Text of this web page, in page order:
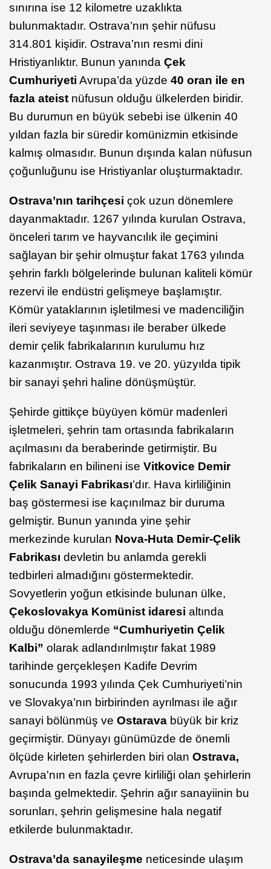
sınırına ise 12 kilometre uzaklıkta
bulunmaktadır. Ostrava’nın şehir nüfusu
314.801 kişidir. Ostrava’nın resmi dini
Hristiyanlıktır. Bunun yanında Çek
Cumhuriyeti Avrupa’da yüzde 40 oran ile en
fazla ateist nüfusun olduğu ülkelerden biridir.
Bu durumun en büyük sebebi ise ülkenin 40
yıldan fazla bir süredir komünizmin etkisinde
kalmış olmasıdır. Bunun dışında kalan nüfusun
çoğunluğunu ise Hristiyanlar oluşturmaktadır.
Ostrava’nın tarihçesi çok uzun dönemlere
dayanmaktadır. 1267 yılında kurulan Ostrava,
önceleri tarım ve hayvancılık ile geçimini
sağlayan bir şehir olmuştur fakat 1763 yılında
şehrin farklı bölgelerinde bulunan kaliteli kömür
rezervi ile endüstri gelişmeye başlamıştır.
Kömür yataklarının işletilmesi ve madenciliğin
ileri seviyeye taşınması ile beraber ülkede
demir çelik fabrikalarının kurulumu hız
kazanmıştır. Ostrava 19. ve 20. yüzyılda tipik
bir sanayi şehri haline dönüşmüştür.
Şehirde gittikçe büyüyen kömür madenleri
işletmeleri, şehrin tam ortasında fabrikaların
açılmasını da beraberinde getirmiştir. Bu
fabrikaların en bilineni ise Vitkovice Demir
Çelik Sanayi Fabrikası’dır. Hava kirliliğinin
baş göstermesi ise kaçınılmaz bir duruma
gelmiştir. Bunun yanında yine şehir
merkezinde kurulan Nova-Huta Demir-Çelik
Fabrikası devletin bu anlamda gerekli
tedbirleri almadığını göstermektedir.
Sovyetlerin yoğun etkisinde bulunan ülke,
Çekoslovakya Komünist idaresi altında
olduğu dönemlerde “Cumhuriyetin Çelik
Kalbi” olarak adlandırılmıştır fakat 1989
tarihinde gerçekleşen Kadife Devrim
sonucunda 1993 yılında Çek Cumhuriyeti’nin
ve Slovakya’nın birbirinden ayrılması ile ağır
sanayi bölünmüş ve Ostarava büyük bir kriz
geçirmiştir. Dünyayı günümüzde de önemli
ölçüde kirleten şehirlerden biri olan Ostrava,
Avrupa'nın en fazla çevre kirliliği olan şehirlerin
başında gelmektedir. Şehrin ağır sanayiinin bu
sorunları, şehrin gelişmesine hala negatif
etkilerde bulunmaktadır.
Ostrava’da sanayileşme neticesinde ulaşım